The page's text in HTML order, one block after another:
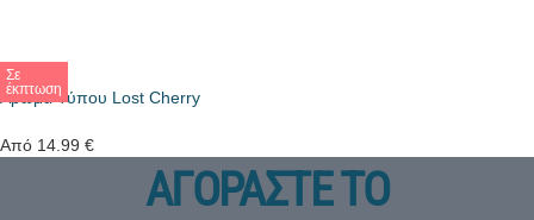
Σε
έκπτωση
Άρωμα Τύπου Lost Cherry
Από 14.99 €
ΑΓΟΡΑΣΤΕ ΤΟ